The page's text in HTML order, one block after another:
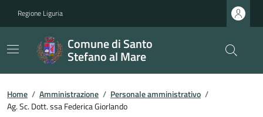
Regione Liguria
Comune di Santo
Stefano al Mare
Home / Amministrazione / Personale amministrativo /
Ag. Sc. Dott. ssa Federica Giorlando